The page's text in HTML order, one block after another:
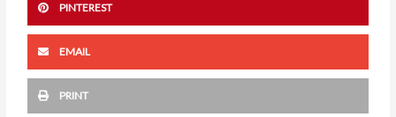
PINTEREST
EMAIL
PRINT